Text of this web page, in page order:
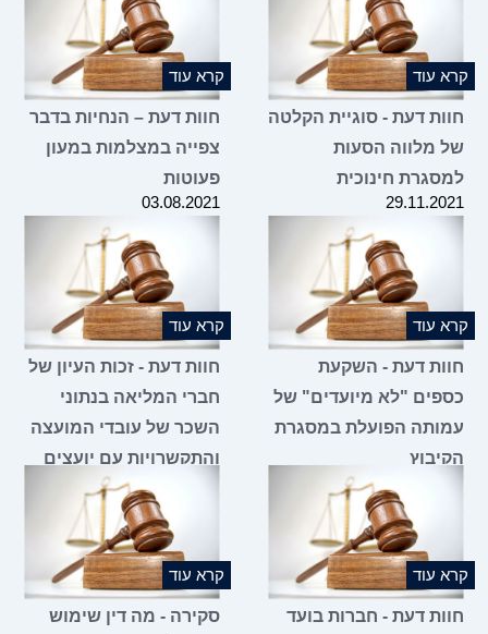
קרא עוד
חוות דעת - סוגיית הקלטה
של מלווה הסעות
למסגרת חינוכית
29.11.2021
קרא עוד
חוות דעת – הנחיות בדבר
צפייה במצלמות במעון
פעוטות
03.08.2021
קרא עוד
חוות דעת - השקעת
כספים "לא מיועדים" של
עמותה הפועלת במסגרת
הקיבוץ
קרא עוד
חוות דעת - זכות העיון של
חברי המליאה בנתוני
השכר של עובדי המועצה
והתקשרויות עם יועצים
קרא עוד
חוות דעת - חברות בועד
קרא עוד
סקירה - מה דין שימוש